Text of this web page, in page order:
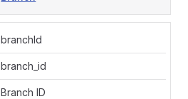
branchId
branch_id
Branch ID